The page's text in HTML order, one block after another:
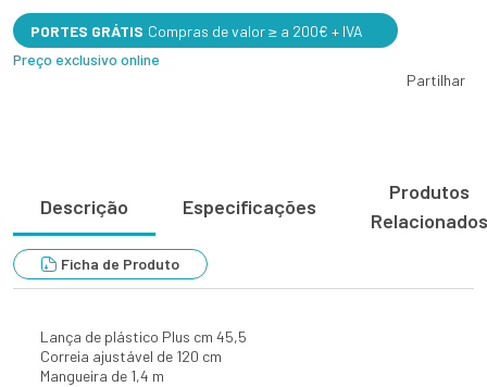
PORTES GRÁTIS Compras de valor ≥ a 200€ + IVA
Preço exclusivo online
Partilhar
Descrição Especificações
Produtos
Relacionados
Ficha de Produto
Lança de plástico Plus cm 45,5
Correia ajustável de 120 cm
Mangueira de 1,4 m